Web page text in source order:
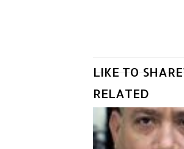
LIKE TO
RELATED